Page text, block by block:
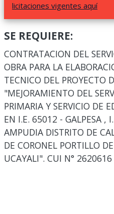
licitaciones vigentes aquí
SE REQUIERE:
CONTRATACION DEL
OBRA PARA LA
TECNICO DEL PROYECTO
"MEJORAMIENTO DEL
PRIMARIA Y SERVICIO DE
EN I.E. 65012 - GALPESA ,
AMPUDIA DISTRITO DE
DE CORONEL PORTILLO
UCAYALI". CUI N° 2620616